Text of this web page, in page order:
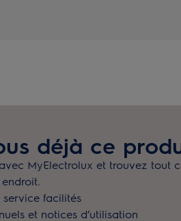
déjà ce
MyElectrolux et trouvez tout
service facilités
et notices d’utilisation